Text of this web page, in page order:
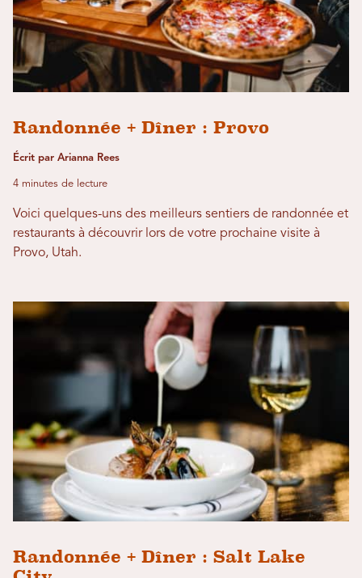
Randonnée + Dîner : Provo
Écrit par Arianna Rees
4 minutes de lecture
Voici quelques-uns des meilleurs sentiers de randonnée et
restaurants à découvrir lors de votre prochaine visite à
Provo, Utah.
Randonnée + Dîner : Salt Lake